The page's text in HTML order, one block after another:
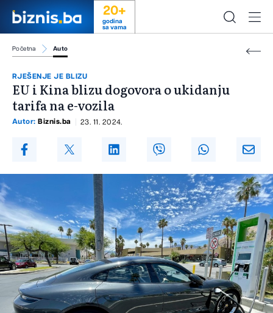
20+
godina
sa vama
Početna Auto
RJEŠENJE JE BLIZU
EU i Kina blizu dogovora o ukidanju
tarifa na e-vozila
Autor: Biznis.ba 23. 11. 2024.